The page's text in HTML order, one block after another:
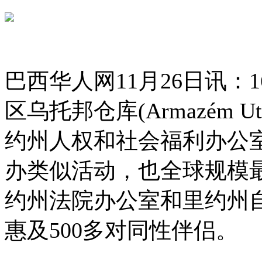
巴西华人网11月26日讯：
区乌托邦仓库(Armazém
约州人权和社会福利办公
办类似活动，也全球规模
约州法院办公室和里约州
惠及500多对同性伴侣。